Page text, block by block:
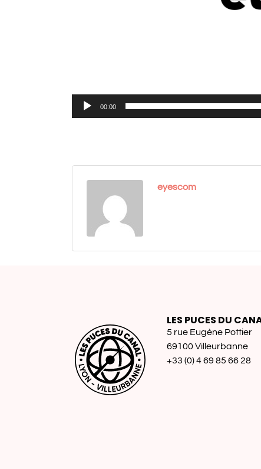
00:00
eyescom
LES PUCES DU
5 rue Eugène Pottier
69100 Villeurbanne
+33 (0) 4 69 85 66 28